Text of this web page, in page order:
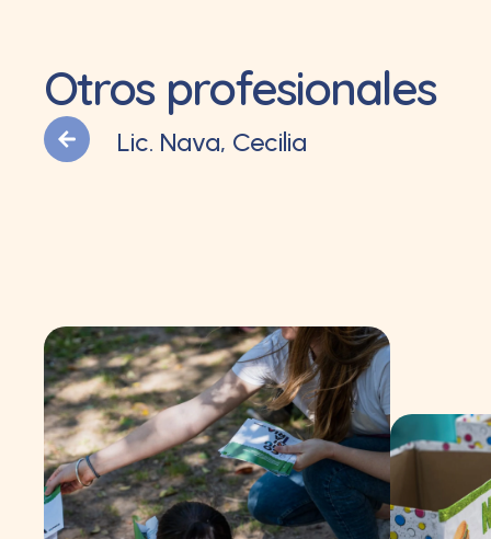
Otros profesionales
Lic. Nava, Cecilia